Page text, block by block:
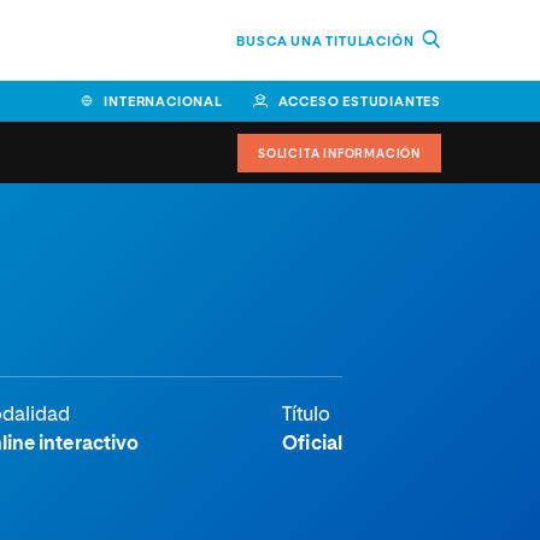
BUSCA UNA TITULACIÓN
INTERNACIONAL ACCESO ESTUDIANTES
SOLICITA INFORMACIÓN
interactivo
Título
Oficial